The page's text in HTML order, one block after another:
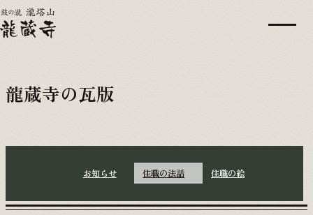
龍蔵寺の瓦版
お知らせ 住職の法話 住職の絵